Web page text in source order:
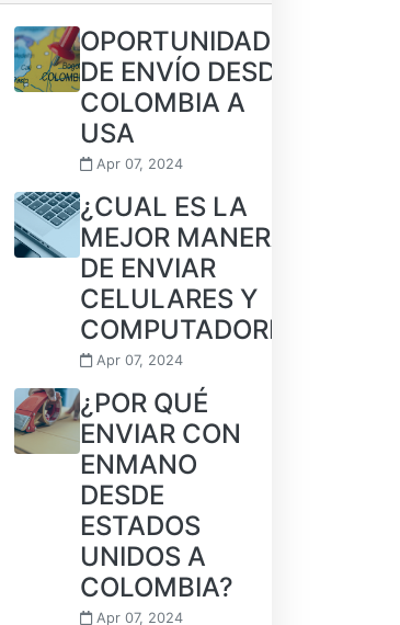
OPORTUNIDADES
DE ENVÍO DESDE
COLOMBIA A
USA
Apr 07, 2024
¿CUAL ES LA
MEJOR MANERA
DE ENVIAR
CELULARES Y
COMPUTADORES?
Apr 07, 2024
¿POR QUÉ
ENVIAR CON
ENMANO
DESDE
ESTADOS
UNIDOS A
COLOMBIA?
Apr 07, 2024